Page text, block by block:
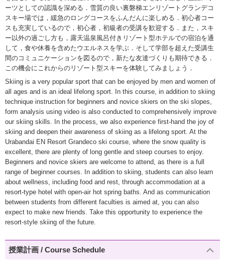
ーツとしての認識を深める．雪質の良い裏磐梯エンリゾートグランデコ
スキー場では，緩急のロングコースをふんだんに楽しめる．初心者コー
スも充実しているので，初心者，初級者の受講を歓迎する．また，スキ
ー以外の過ごし方も，露天温泉風呂付きリゾート型ホテルでの宿泊を通
して，食や休養を含めたウエルネスを学ぶ．そして学部を超えた受講生
間のコミュニケーションを図るので，新たな友達づくりも期待できる．
この機会にこれからのリゾート型スキーを体験してみましょう．
Skiing is a very popular sport that can be enjoyed by men and women of
all ages and is an ideal lifelong sport. In this course, in addition to skiing
technique instruction for beginners and novice skiers on the ski slopes,
form analysis using video is also conducted to comprehensively improve
our skiing skills. In the process, we also experience first-hand the joy of
skiing and deepen their awareness of skiing as a lifelong sport. At the
Urabandai EN Resort Grandeco ski course, where the snow quality is
excellent, there are plenty of long gentle and steep courses to enjoy.
Beginners and novice skiers are welcome to attend, as there is a full
range of beginner courses. In addition to skiing, students can also learn
about wellness, including food and rest, through accommodation at a
resort-type hotel with open-air hot spring baths. And as communication
between students from different faculties is aimed at, you can also
expect to make new friends. Take this opportunity to experience the
resort-style skiing of the future.
授業計画 / Course Schedule